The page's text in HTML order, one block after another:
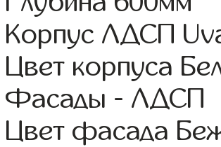
Корпус ЛДСП
Цвет корпуса
Фасады - ЛДСП
Цвет фасада